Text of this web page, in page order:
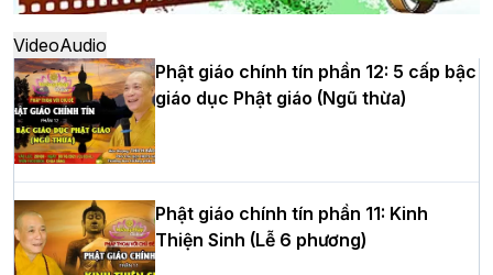
thứ XIV tại chùa Bằng
Học yêu thương trong ngày tu tập thứ
tư của Khóa sinh hoạt Phật pháp mùa
hè tại chùa Bằng
HT.Thích Thọ Lạc được suy cử làm tân
VideoAudio
Phật giáo chính tín phần 12: 5 cấp bậc
giáo dục Phật giáo (Ngũ thừa)
Phật giáo chính tín phần 11: Kinh
Thiện Sinh (Lễ 6 phương)